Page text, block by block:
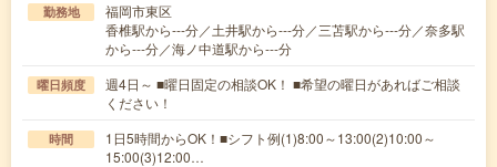
勤務地
福岡市東区
香椎駅から---分／土井駅から---分／三苫駅から---分／奈多駅
から---分／海ノ中道駅から---分
曜日頻度
週4日～ ■曜日固定の相談OK！ ■希望の曜日があればご相談
ください！
時間
1日5時間からOK！■シフト例(1)8:00～13:00(2)10:00～
15:00(3)12:00…